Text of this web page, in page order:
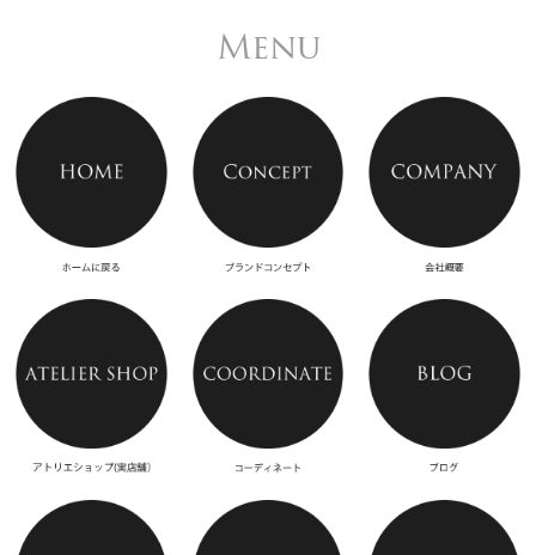
Menu